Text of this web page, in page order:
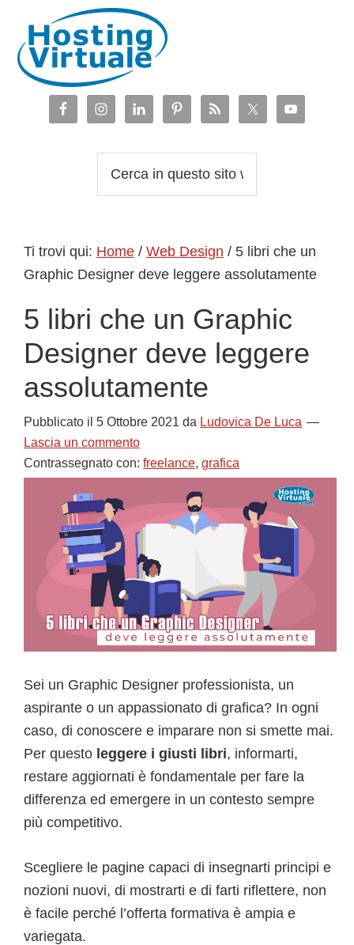
navigazione
primaria
contenuto
principale
barra
laterale
piè
web
Ti trovi qui: Home / Web Design / 5 libri che un
Graphic Designer deve leggere assolutamente
5 libri che un Graphic
Designer deve leggere
assolutamente
Pubblicato il 5 Ottobre 2021 da Ludovica De Luca
Lascia un commento
Contrassegnato con: freelance, grafica
Sei un Graphic Designer professionista, un
aspirante o un appassionato di grafica? In ogni
caso, di conoscere e imparare non si smette mai.
Per questo leggere i giusti libri, informarti,
restare aggiornati è fondamentale per fare la
differenza ed emergere in un contesto sempre
più competitivo.
Scegliere le pagine capaci di insegnarti principi e
nozioni nuovi, di mostrarti e di farti riflettere, non
è facile perché l’offerta formativa è ampia e
variegata.